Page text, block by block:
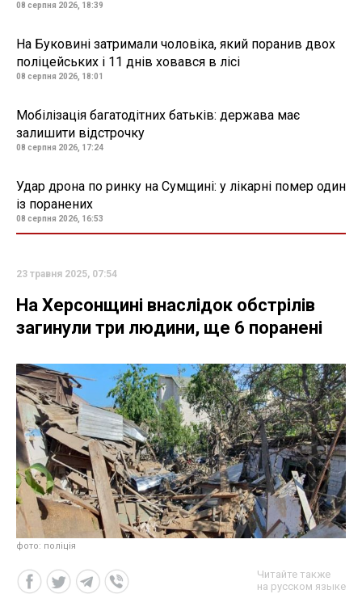
08 серпня 2026, 18:39
На Буковині затримали чоловіка, який поранив двох
поліцейських і 11 днів ховався в лісі
08 серпня 2026, 18:01
Мобілізація багатодітних батьків: держава має
залишити відстрочку
08 серпня 2026, 17:24
Удар дрона по ринку на Сумщині: у лікарні помер один
із поранених
08 серпня 2026, 16:53
23 травня 2025, 07:54
На Херсонщині внаслідок обстрілів
загинули три людини, ще 6 поранені
фото: поліція
Читайте также
на русском языке